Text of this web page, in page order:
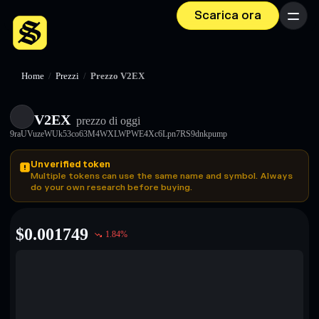
Scarica ora Menu
Home / Prezzi / Prezzo V2EX
V2EX prezzo di oggi
9raUVuzeWUk53co63M4WXLWPWE4Xc6Lpn7RS9dnkpump
Unverified token
Multiple tokens can use the same name and symbol. Always
do your own research before buying.
$0.001749 1.84%